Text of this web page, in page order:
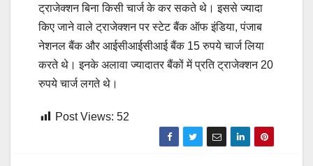
ट्राजेक्शन बिना किसी चार्ज के कर सकते थे। इससे ज्यादा
किए जाने वाले ट्राजेक्शन पर स्टेट बैंक ऑफ इंडिया, पंजाब
नेशनल बैंक और आईसीआईसीआई बैंक 15 रुपये चार्ज लिया
करते थे। इनके अलावा ज्यादातर बैंकों में प्रति ट्राजेक्शन 20
रुपये चार्ज लगते थे।
Post Views: 52